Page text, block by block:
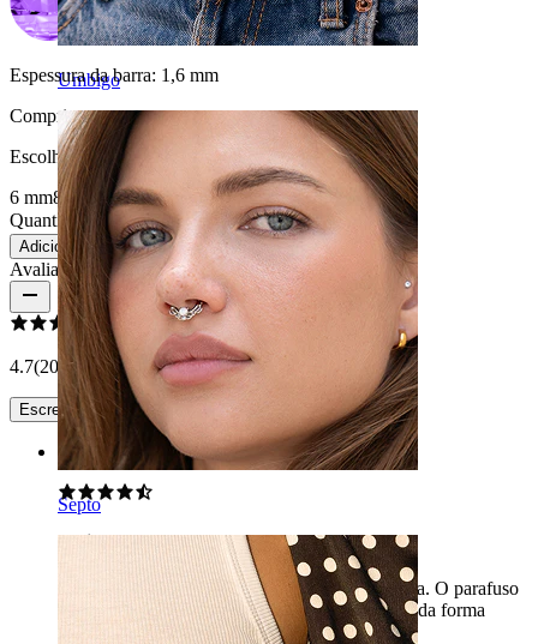
Umbigo
Septo
Espessura da barra: 1,6 mm
Comprimento:
Escolha Comprimento
6 mm8 mm 10 mm12 mm
Quantidade: 1 Alterar
Adicionar ao carrinho
Avaliações do produto
4.7(20 opiniões)
Escreve uma avaliação
Rating
Muito bom
Demorou 4 dias a chegada da minha encomenda. O parafuso
é menor do que eu pensava, mas de resto gosto da forma
como está embalado.